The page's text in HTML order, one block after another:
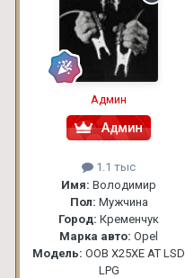
Админ
1.1 тыс
Имя: Володимир
Пол: Мужчина
Город: Кременчук
Марка авто: Opel
Модель: OOВ X25XE АТ LSD
LPG